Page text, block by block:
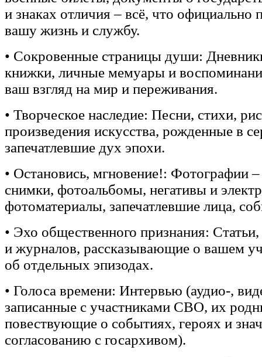
и знаках отличия – всё, что официально
вашу жизнь и службу.
• Сокровенные страницы души:
книжки, личные мемуары и
ваш взгляд на мир и переживания.
• Творческое наследие: Песни, стихи,
произведения искусства, рожденные в
запечатлевшие дух эпохи.
• Остановись, мгновение!: Фотографии
снимки, фотоальбомы, негативы и
фотоматериалы, запечатлевшие лица,
• Эхо общественного признания: Статьи,
и журналов, рассказывающие о вашем
об отдельных эпизодах.
• Голоса времени: Интервью (аудио-,
записанные с участниками СВО, их
повествующие о событиях, героях и
согласованию с госархивом).